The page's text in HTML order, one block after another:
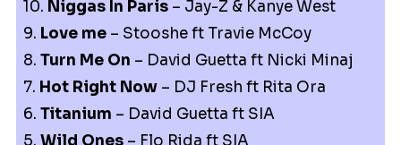
10. Niggas In Paris – Jay-Z & Kanye West
9. Love me – Stooshe ft Travie McCoy
8. Turn Me On – David Guetta ft Nicki Minaj
7. Hot Right Now – DJ Fresh ft Rita Ora
6. Titanium – David Guetta ft SIA
5. Wild Ones – Flo Rida ft SIA